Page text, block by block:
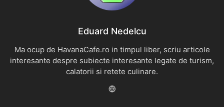
Eduard Nedelcu
Ma ocup de HavanaCafe.ro in timpul liber, scriu articole
interesante despre subiecte interesante legate de turism,
calatorii si retete culinare.